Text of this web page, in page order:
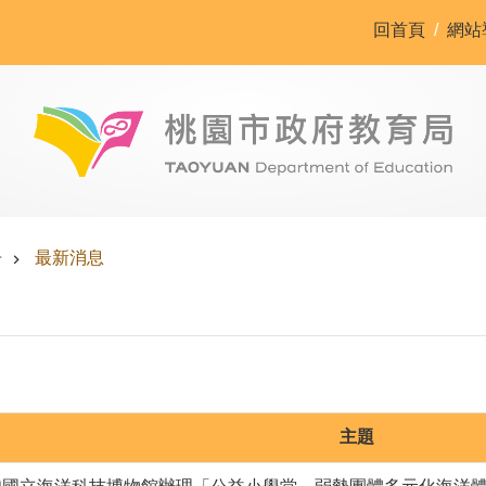
回首頁 網站
最新消息
主題